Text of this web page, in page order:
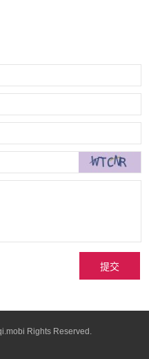
Rights Reserved.